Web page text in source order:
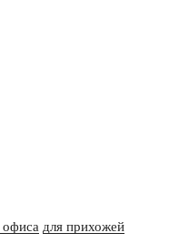
офиса для прихожей